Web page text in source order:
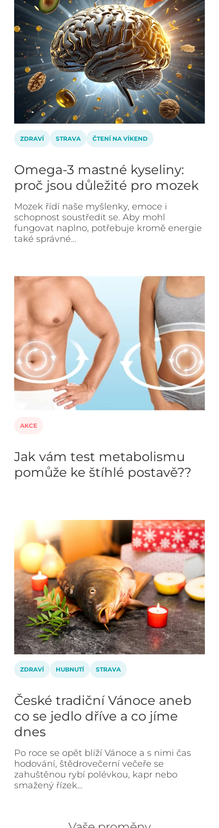
ZDRAVÍ STRAVA ČTENÍ NA VÍKEND
Omega-3 mastné kyseliny:
proč jsou důležité pro mozek
Mozek řídí naše myšlenky, emoce i
schopnost soustředit se. Aby mohl
fungovat naplno, potřebuje kromě energie
také správné…
AKCE
Jak vám test metabolismu
pomůže ke štíhlé postavě??
ZDRAVÍ HUBNUTÍ STRAVA
České tradiční Vánoce aneb
co se jedlo dříve a co jíme
dnes
Po roce se opět blíží Vánoce a s nimi čas
hodování, štědrovečerní večeře se
zahuštěnou rybí polévkou, kapr nebo
smažený řízek…